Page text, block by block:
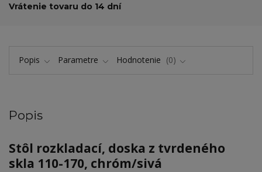
Vrátenie tovaru do 14 dní
Popis Parametre Hodnotenie 0
Popis
Stôl rozkladací, doska z tvrdeného
skla 110-170, chróm/sivá